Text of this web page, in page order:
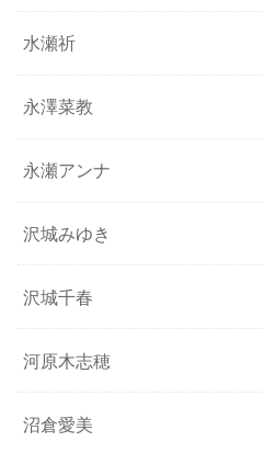
水瀬祈
永澤菜教
永瀬アンナ
沢城みゆき
沢城千春
河原木志穂
沼倉愛美